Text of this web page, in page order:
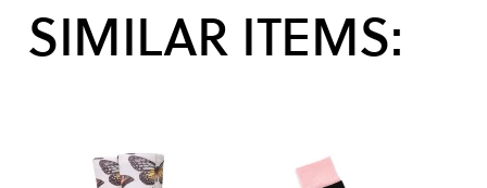
SIMILAR ITEMS: